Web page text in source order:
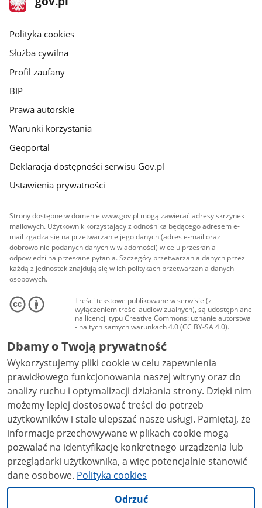
gov.pl
gov.pl
Polityka cookies
Służba cywilna
Profil zaufany
BIP
Prawa autorskie
Warunki korzystania
Geoportal
Deklaracja dostępności serwisu Gov.pl
Ustawienia prywatności
Strony dostępne w domenie www.gov.pl mogą zawierać adresy skrzynek
mailowych. Użytkownik korzystający z odnośnika będącego adresem e-
mail zgadza się na przetwarzanie jego danych (adres e-mail oraz
dobrowolnie podanych danych w wiadomości) w celu przesłania
odpowiedzi na przesłane pytania. Szczegóły przetwarzania danych przez
każdą z jednostek znajdują się w ich politykach przetwarzania danych
osobowych.
Treści tekstowe publikowane w serwisie (z
wyłączeniem treści audiowizualnych), są udostępniane
na licencji typu Creative Commons: uznanie autorstwa
- na tych samych warunkach 4.0 (CC BY-SA 4.0).
Materiały audiowizualne, w tym zdjęcia, materiały
audio i wideo, są udostępniane na licencji typu
Creative Commons: uznanie autorstwa użycie
niekomercyjne - bez utworów zależnych 4.0 (CC BY-
NC-ND 4.0), o ile nie jest to stwierdzone inaczej.
Dbamy o Twoją prywatność
Wykorzystujemy pliki cookie w celu zapewnienia
prawidłowego funkcjonowania naszej witryny oraz do
analizy ruchu i optymalizacji działania strony. Dzięki nim
możemy lepiej dostosować treści do potrzeb
użytkowników i stale ulepszać nasze usługi. Pamiętaj, że
informacje przechowywane w plikach cookie mogą
pozwalać na identyfikację konkretnego urządzenia lub
przeglądarki użytkownika, a więc potencjalnie stanowić
dane osobowe. Polityka cookies
Odrzuć